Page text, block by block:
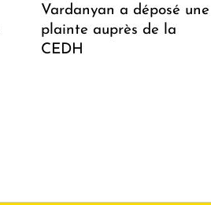
Vardanyan a déposé une
plainte auprès de la
CEDH